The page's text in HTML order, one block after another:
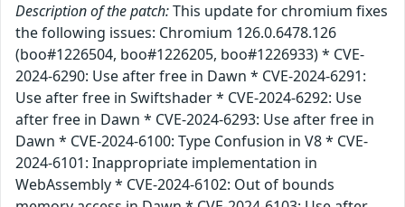
Description of the patch:This update for chromium fixes
the following issues: Chromium 126.0.6478.126
(boo#1226504, boo#1226205, boo#1226933) * CVE-
2024-6290: Use after free in Dawn * CVE-2024-6291:
Use after free in Swiftshader * CVE-2024-6292: Use
after free in Dawn * CVE-2024-6293: Use after free in
Dawn * CVE-2024-6100: Type Confusion in V8 * CVE-
2024-6101: Inappropriate implementation in
WebAssembly * CVE-2024-6102: Out of bounds